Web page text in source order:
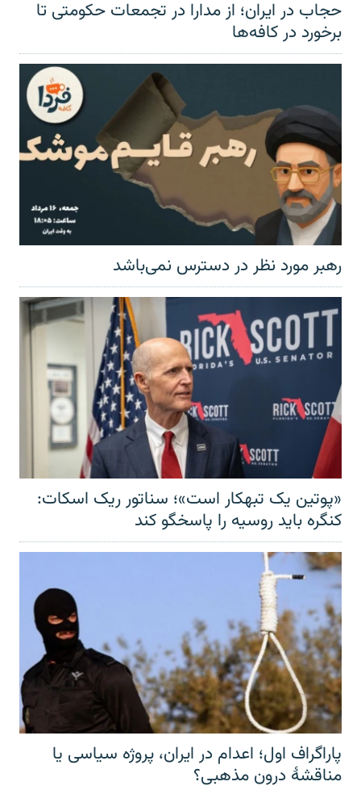
حجاب در ایران؛ از مدارا در تجمعات حکومتی تا
برخورد در کافه‌ها
رهبر مورد نظر در دسترس نمی‌باشد
«پوتین یک تبهکار است»؛ سناتور ریک اسکات:
کنگره باید روسیه را پاسخگو کند
پاراگراف اول؛ اعدام در ایران، پروژه سیاسی یا
مناقشهٔ درون مذهبی؟